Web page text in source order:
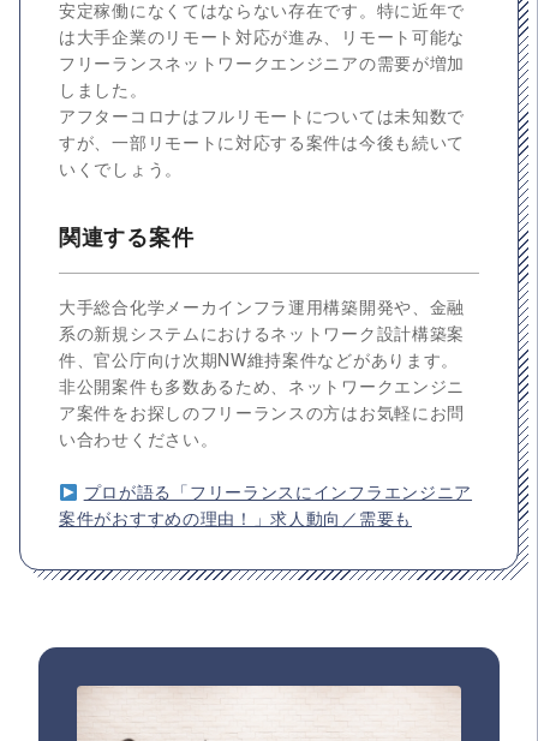
安定稼働になくてはならない存在です。特に近年で
は大手企業のリモート対応が進み、リモート可能な
フリーランスネットワークエンジニアの需要が増加
しました。
アフターコロナはフルリモートについては未知数で
すが、一部リモートに対応する案件は今後も続いて
いくでしょう。
関連する案件
大手総合化学メーカインフラ運用構築開発や、金融
系の新規システムにおけるネットワーク設計構築案
件、官公庁向け次期NW維持案件などがあります。
非公開案件も多数あるため、ネットワークエンジニ
ア案件をお探しのフリーランスの方はお気軽にお問
い合わせください。
プロが語る「フリーランスにインフラエンジニア
案件がおすすめの理由！」求人動向／需要も